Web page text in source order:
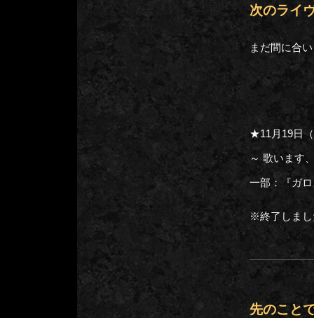
次のライ
まだ間に合
★11月19日
～ 歌います
一部：『ガ
※終了しまし
先のこと